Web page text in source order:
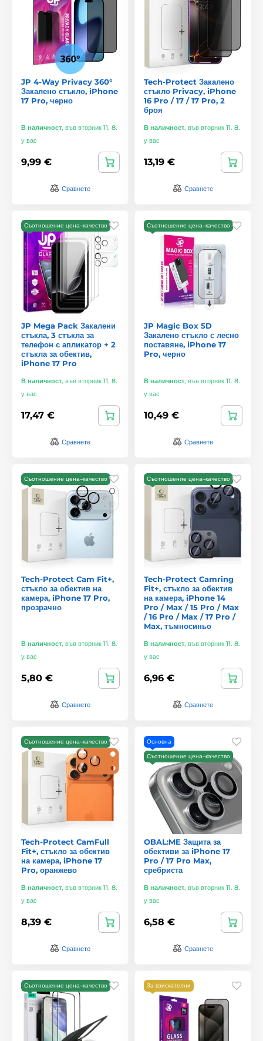
JP 4-Way Privacy 360°
Закалено стъкло, iPhone
17 Pro, черно
В наличност, във вторник 11. 8.
у вас
9,99 €
Сравнете
Tech-Protect Закалено
стъкло Privacy, iPhone
16 Pro / 17 / 17 Pro, 2
броя
В наличност, във вторник 11. 8.
у вас
13,19 €
Сравнете
Съотношение цена–качество
JP Mega Pack Закалени
стъкла, 3 стъкла за
телефон с апликатор + 2
стъкла за обектив,
iPhone 17 Pro
В наличност, във вторник 11. 8.
у вас
17,47 €
Сравнете
Съотношение цена–качество
JP Magic Box 5D
Закалено стъкло с лесно
поставяне, iPhone 17
Pro, черно
В наличност, във вторник 11. 8.
у вас
10,49 €
Сравнете
Съотношение цена–качество
Tech-Protect Cam Fit+,
стъкло за обектив на
камера, iPhone 17 Pro,
прозрачно
В наличност, във вторник 11. 8.
у вас
5,80 €
Сравнете
Съотношение цена–качество
Tech-Protect Camring
Fit+, стъкло за обектив
на камера, iPhone 14
Pro / Max / 15 Pro / Max
/ 16 Pro / Max / 17 Pro /
Max, тъмносиньо
В наличност, във вторник 11. 8.
у вас
6,96 €
Сравнете
Съотношение цена–качество
Tech-Protect CamFull
Fit+, стъкло за обектив
на камера, iPhone 17
Pro, оранжево
В наличност, във вторник 11. 8.
у вас
8,39 €
Сравнете
Основна
Съотношение цена–качество
OBAL:ME Защита за
обективи за iPhone 17
Pro / 17 Pro Max,
сребриста
В наличност, във вторник 11. 8.
у вас
6,58 €
Сравнете
Съотношение цена–качество За взискателни